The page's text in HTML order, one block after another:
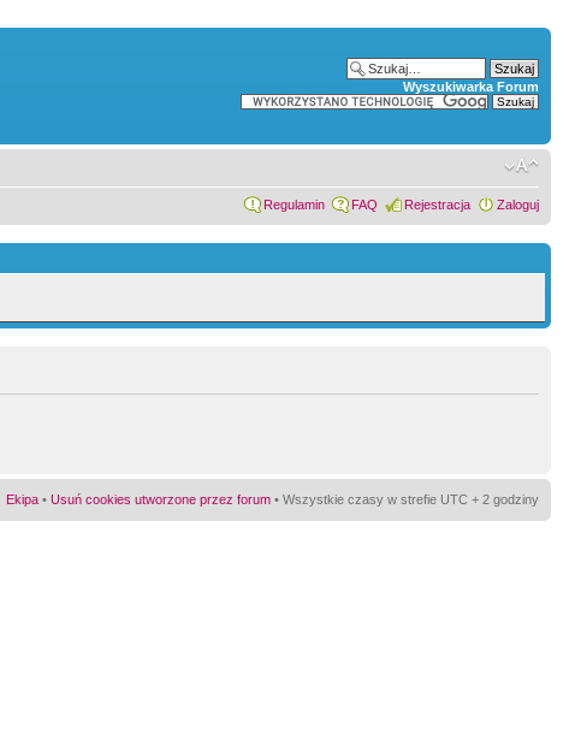
Wyszukiwarka Forum
Regulamin FAQ Rejestracja Zaloguj
Ekipa • Usuń cookies utworzone przez forum • Wszystkie czasy w strefie UTC + 2 godziny